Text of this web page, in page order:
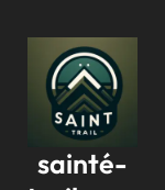
contenu
sainté-